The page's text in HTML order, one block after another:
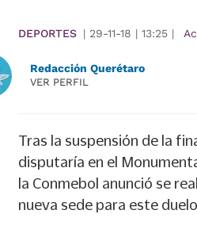
DEPORTES | 29-11-18 | 13:25 |
Redacción Querétaro
VER PERFIL
Tras la suspensión de la
disputaría en el
la Conmebol anunció se
nueva sede para este